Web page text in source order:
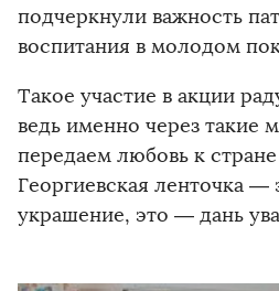
подчеркнули важность
воспитания в молодом
Такое участие в акции
ведь именно через такие
передаем любовь к
Георгиевская ленточка —
украшение, это — дань